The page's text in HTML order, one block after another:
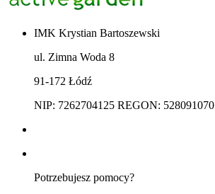
IMK Krystian Bartoszewski
ul. Zimna Woda 8
91-172 Łódź
NIP: 7262704125 REGON: 528091070
Potrzebujesz pomocy?